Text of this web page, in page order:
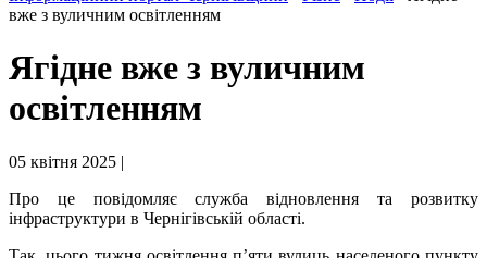
вже з вуличним освітленням
Ягідне вже з вуличним
освітленням
05 квітня 2025 |
Про це повідомляє служба відновлення та розвитку
інфраструктури в Чернігівській області.